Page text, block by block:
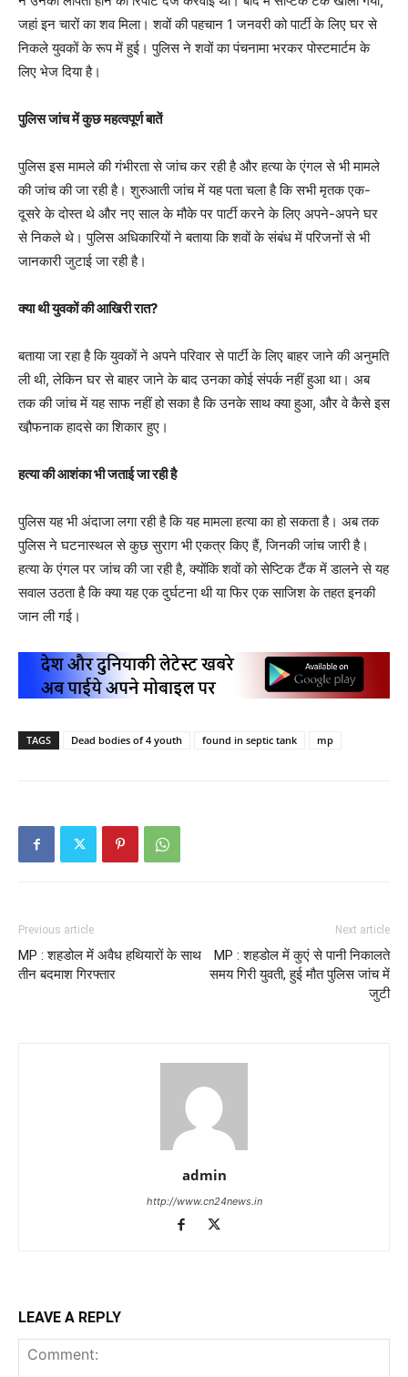
जहां इन चारों का शव मिला। शवों की पहचान 1 जनवरी को पार्टी के लिए घर से
निकले युवकों के रूप में हुई। पुलिस ने शवों का पंचनामा भरकर पोस्टमार्टम के
लिए भेज दिया है।
पुलिस जांच में कुछ महत्वपूर्ण बातें
पुलिस इस मामले की गंभीरता से जांच कर रही है और हत्या के एंगल से भी मामले
की जांच की जा रही है। शुरुआती जांच में यह पता चला है कि सभी मृतक एक-
दूसरे के दोस्त थे और नए साल के मौके पर पार्टी करने के लिए अपने-अपने घर
से निकले थे। पुलिस अधिकारियों ने बताया कि शवों के संबंध में परिजनों से भी
जानकारी जुटाई जा रही है।
क्या थी युवकों की आखिरी रात?
बताया जा रहा है कि युवकों ने अपने परिवार से पार्टी के लिए बाहर जाने की अनुमति
ली थी, लेकिन घर से बाहर जाने के बाद उनका कोई संपर्क नहीं हुआ था। अब
तक की जांच में यह साफ नहीं हो सका है कि उनके साथ क्या हुआ, और वे कैसे इस
खौ़फनाक हादसे का शिकार हुए।
हत्या की आशंका भी जताई जा रही है
पुलिस यह भी अंदाजा लगा रही है कि यह मामला हत्या का हो सकता है। अब तक
पुलिस ने घटनास्थल से कुछ सुराग भी एकत्र किए हैं, जिनकी जांच जारी है।
हत्या के एंगल पर जांच की जा रही है, क्योंकि शवों को सेप्टिक टैंक में डालने से यह
सवाल उठता है कि क्या यह एक दुर्घटना थी या फिर एक साजिश के तहत इनकी
जान ली गई।
TAGS Dead bodies of 4 youth found in septic tank mp
Previous article
MP : शहडोल में अवैध हथियारों के साथ
तीन बदमाश गिरफ्तार
Next article
MP : शहडोल में कुएं से पानी निकालते
समय गिरी युवती, हुई मौत पुलिस जांच में
जुटी
admin
http://www.cn24news.in
LEAVE A REPLY